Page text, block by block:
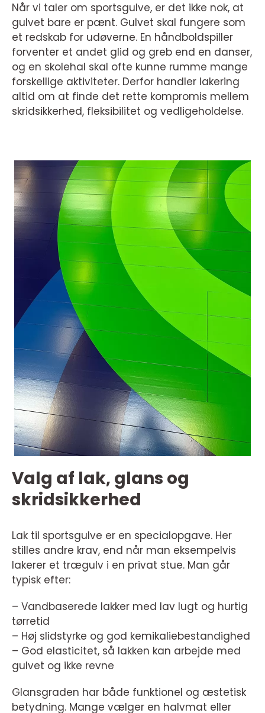
Når vi taler om sportsgulve, er det ikke nok, at
gulvet bare er pænt. Gulvet skal fungere som
et redskab for udøverne. En håndboldspiller
forventer et andet glid og greb end en danser,
og en skolehal skal ofte kunne rumme mange
forskellige aktiviteter. Derfor handler lakering
altid om at finde det rette kompromis mellem
skridsikkerhed, fleksibilitet og vedligeholdelse.
Valg af lak, glans og
skridsikkerhed
Lak til sportsgulve er en specialopgave. Her
stilles andre krav, end når man eksempelvis
lakerer et trægulv i en privat stue. Man går
typisk efter:
– Vandbaserede lakker med lav lugt og hurtig
tørretid
– Høj slidstyrke og god kemikaliebestandighed
– God elasticitet, så lakken kan arbejde med
gulvet og ikke revne
Glansgraden har både funktionel og æstetisk
betydning. Mange vælger en halvmat eller